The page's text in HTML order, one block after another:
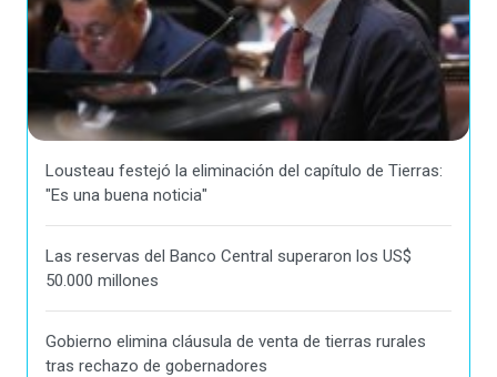
Lousteau festejó la eliminación del capítulo de Tierras:
"Es una buena noticia"
Las reservas del Banco Central superaron los US$
50.000 millones
Gobierno elimina cláusula de venta de tierras rurales
tras rechazo de gobernadores